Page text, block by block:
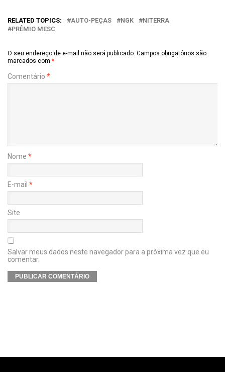
RELATED TOPICS: AUTO-PEÇAS NGK
NITERRA
PRÊMIO MESC
O seu endereço de e-mail não será publicado. Campos obrigatórios são
marcados com *
Comentário *
Nome *
E-mail *
Site
Salvar meus dados neste navegador para a próxima vez que eu
comentar.